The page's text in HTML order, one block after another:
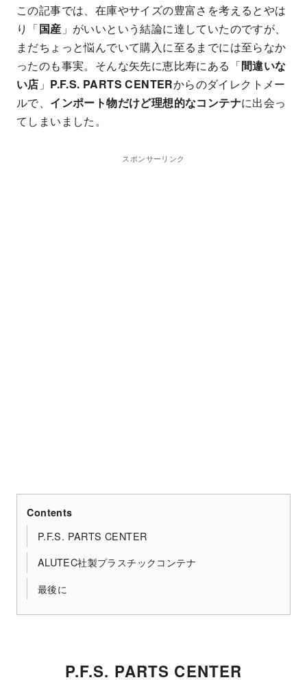
クションに2台のターンテーブル、ミキサー、それに本や雑誌、小物など手
放さずにとってあるいろい...
この記事では、在庫やサイズの豊富さを考えるとやは
り「国産 」がいいという結論に達していたのですが、
まだちょっと悩んでいて購入に至るまでには至らなか
ったのも事実。そんな矢先に恵比寿にある「間違いな
い店 」 P.F.S. PARTS CENTERからのダイレクトメー
ルで、 インポート物だけど理想的なコンテナに出会っ
てしまいました。
スポンサーリンク
Contents
P.F.S. PARTS CENTER
ALUTEC社製プラスチックコンテナ
最後に
P.F.S. PARTS CENTER